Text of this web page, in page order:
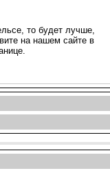
то будет лучше,
на нашем сайте в